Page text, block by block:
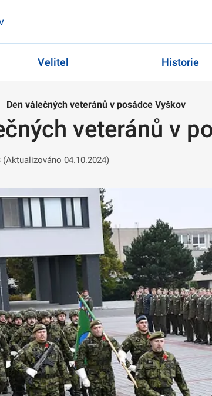
Velitel Historie
Den válečných veteránů v posádce Vyškov
veteránů v
04.10.2024)